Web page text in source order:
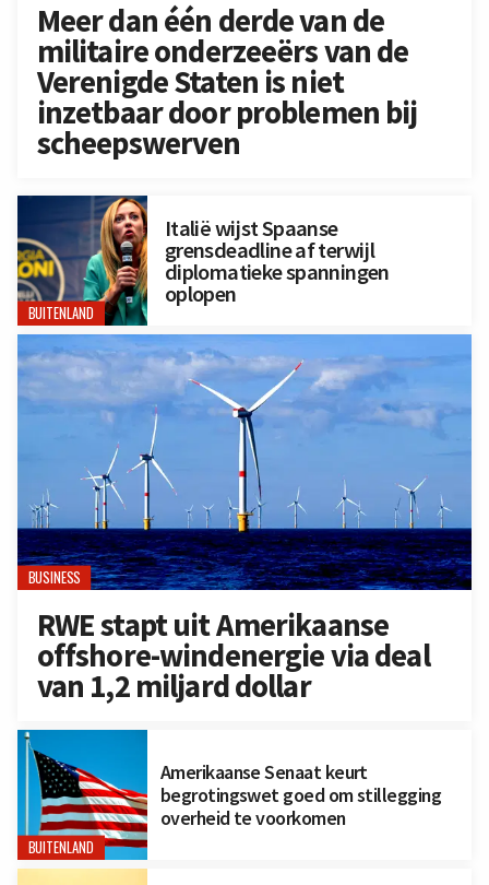
Meer dan één derde van de
militaire onderzeeërs van de
Verenigde Staten is niet
inzetbaar door problemen bij
scheepswerven
BUITENLAND
Italië wijst Spaanse
grensdeadline af terwijl
diplomatieke spanningen
oplopen
BUSINESS
RWE stapt uit Amerikaanse
offshore-windenergie via deal
van 1,2 miljard dollar
BUITENLAND
Amerikaanse Senaat keurt
begrotingswet goed om stillegging
overheid te voorkomen